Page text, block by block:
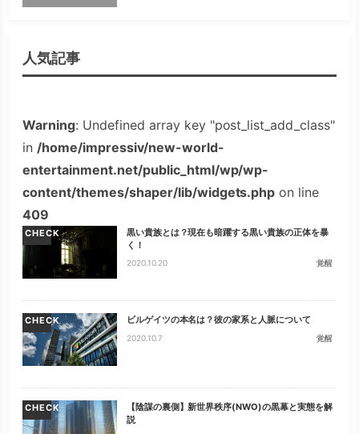
人気記事
Warning: Undefined array key "post_list_add_class"
in /home/impressiv/new-world-
entertainment.net/public_html/wp/wp-
content/themes/shaper/lib/widgets.php on line
409
CHECK
黒い貴族とは？現在も暗躍する黒い貴族の正体を暴
く！
2020.10.20 覚醒
CHECK ビルゲイツの本名は？彼の家系と人脈について
2020.10.7 覚醒
CHECK
【陰謀の裏側】新世界秩序(NWO)の黒幕と実態を解
説